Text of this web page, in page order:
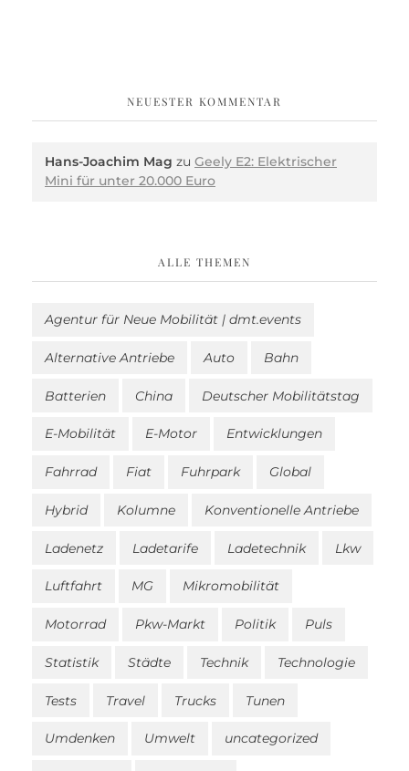
NEUESTER KOMMENTAR
Hans-Joachim Mag zu Geely E2: Elektrischer
Mini für unter 20.000 Euro
ALLE THEMEN
Agentur für Neue Mobilität | dmt.events
Alternative Antriebe Auto Bahn
Batterien China Deutscher Mobilitätstag
E-Mobilität E-Motor Entwicklungen
Fahrrad Fiat Fuhrpark Global
Hybrid Kolumne Konventionelle Antriebe
Ladenetz Ladetarife Ladetechnik Lkw
Luftfahrt MG Mikromobilität
Motorrad Pkw-Markt Politik Puls
Statistik Städte Technik Technologie
Tests Travel Trucks Tunen
Umdenken Umwelt uncategorized